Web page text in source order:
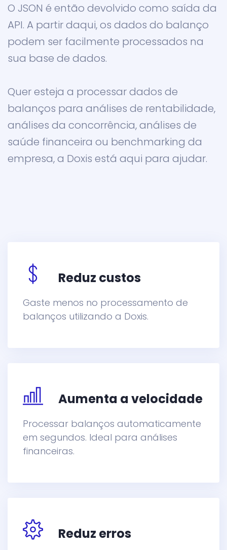
O JSON é então devolvido como saída da
API. A partir daqui, os dados do balanço
podem ser facilmente processados na
sua base de dados.
Quer esteja a processar dados de
balanços para análises de rentabilidade,
análises da concorrência, análises de
saúde financeira ou benchmarking da
empresa, a Doxis está aqui para ajudar.
Reduz custos
Gaste menos no processamento de
balanços utilizando a Doxis.
Aumenta a velocidade
Processar balanços automaticamente
em segundos. Ideal para análises
financeiras.
Reduz erros